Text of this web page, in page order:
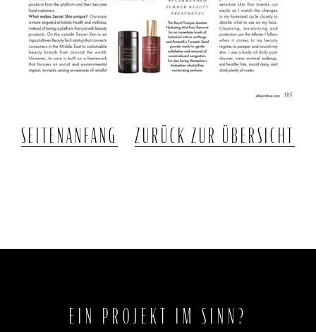
SEITENANFANG ZURÜCK ZUR ÜBERSICHT
EIN PROJEKT IM SINN?